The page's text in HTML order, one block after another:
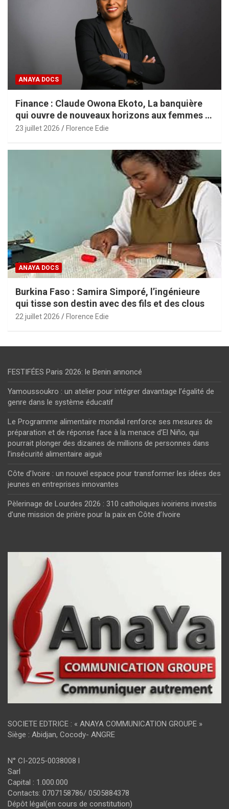
ANAYA DOCS
Finance : Claude Owona Ekoto, La banquière
qui ouvre de nouveaux horizons aux femmes et
aux PME africaines
23 juillet 2026 Florence Edie
ANAYA DOCS
Burkina Faso : Samira Simporé, l’ingénieure
qui tisse son destin avec des fils et des clous
22 juillet 2026 Florence Edie
FESTIFÉES Paris 2026: le Benin annoncé
Yamoussoukro : un atelier pour intégrer davantage l’égalité de
genre dans le système éducatif
Le Programme alimentaire mondial renforce ses mesures de
préparation et de réponse face à la menace d’El Niño, qui
pourrait plonger des dizaines de millions de personnes dans
l’insécurité alimentaire aiguë
Côte d’Ivoire : un nouvel espace pour transformer les idées des
jeunes en entreprises innovantes
Pèlerinage de Lourdes 2026 : 310 catholiques ivoiriens investis
d’une mission de prière pour la paix en Côte d’Ivoire
SOCIETE EDTRICE : « ANAYA COMMUNICATION GROUPE »
Siège : Abidjan, Cocody- ANGRE
N° CI-2025-0038008 l
Sarl
Capital : 1.000.000
Contacts: 0707158786/ 0505884378
Dépôt légal(en cours de constitution)